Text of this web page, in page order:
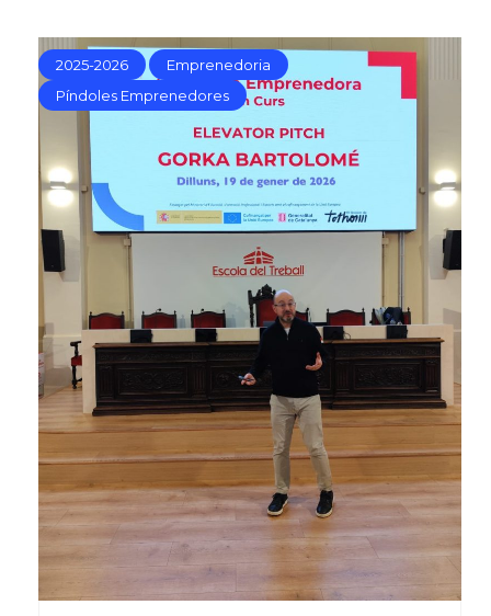
2025-2026
Emprenedoria
Píndoles Emprenedores